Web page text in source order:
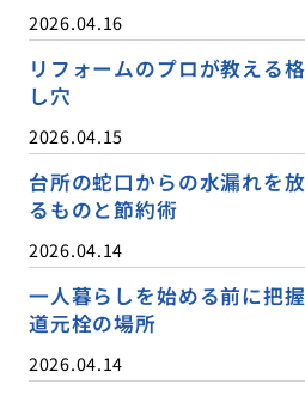
2026.04.16
リフォームのプロが教える
し穴
2026.04.15
台所の蛇口からの水漏れを
るものと節約術
2026.04.14
一人暮らしを始める前に把
道元栓の場所
2026.04.14